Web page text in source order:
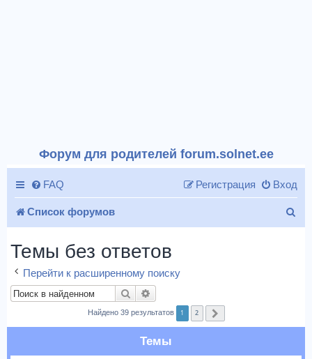
Форум для родителей forum.solnet.ee
FAQ Вход
Регистрация
Список форумов
Темы без ответов
Перейти к расширенному поиску
Поиск
Найдено 39 результатов 1 2
Темы